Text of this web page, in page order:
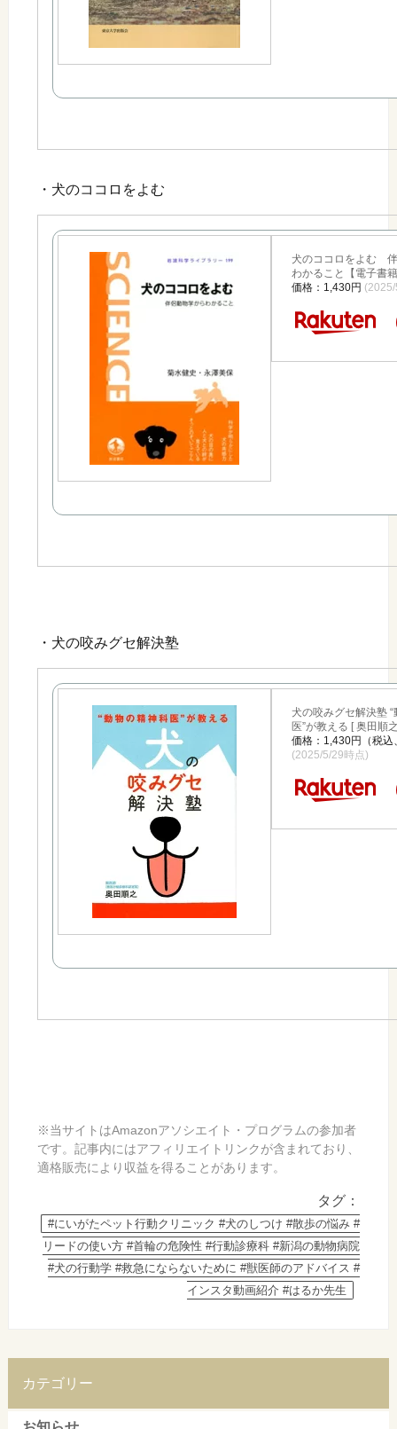
・犬のココロをよむ
犬のココロをよむ
わかること【電子書
価格：1,430円
・犬の咬みグセ解決塾
犬の咬みグセ解決塾
医”が教える [ 奥田順
価格：1,430円（税込
(2025/5/29時点)
※当サイトはAmazonアソシエイト・プログラムの参加者
です。記事内にはアフィリエイトリンクが含まれており、
適格販売により収益を得ることがあります。
タグ：
#にいがたペット行動クリニック #犬のしつけ #散歩の悩み #
リードの使い方 #首輪の危険性 #行動診療科 #新潟の動物病院
#犬の行動学 #救急にならないために #獣医師のアドバイス #
インスタ動画紹介 #はるか先生
カテゴリー